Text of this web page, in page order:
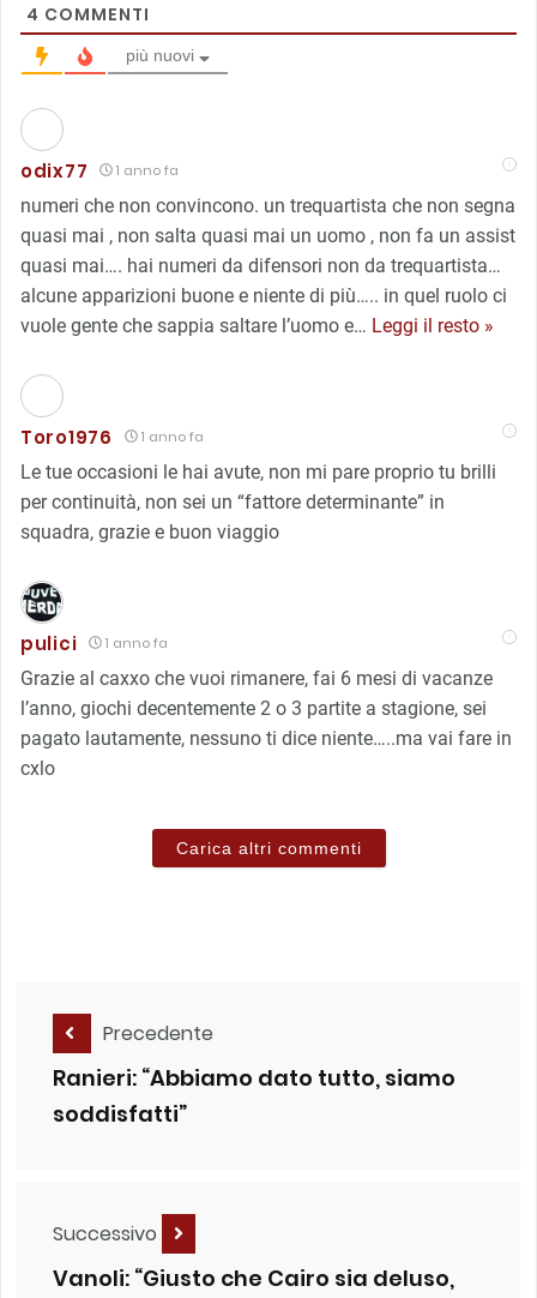
4 COMMENTI
più nuovi
odix77 1 anno fa
numeri che non convincono. un trequartista che non segna
quasi mai , non salta quasi mai un uomo , non fa un assist
quasi mai…. hai numeri da difensori non da trequartista…
alcune apparizioni buone e niente di più….. in quel ruolo ci
vuole gente che sappia saltare l’uomo e… Leggi il resto »
Toro1976 1 anno fa
Le tue occasioni le hai avute, non mi pare proprio tu brilli
per continuità, non sei un “fattore determinante” in
squadra, grazie e buon viaggio
pulici 1 anno fa
Grazie al caxxo che vuoi rimanere, fai 6 mesi di vacanze
l’anno, giochi decentemente 2 o 3 partite a stagione, sei
pagato lautamente, nessuno ti dice niente…..ma vai fare in
cxlo
Carica altri commenti
Precedente
Ranieri: “Abbiamo dato tutto, siamo
soddisfatti”
Successivo
Vanoli: “Giusto che Cairo sia deluso,